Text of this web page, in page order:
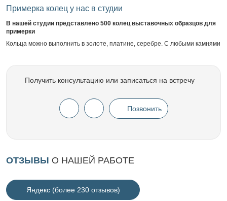
Примерка колец у нас в студии
В нашей студии представлено 500 колец выставочных образцов для
примерки
Кольца можно выполнить в золоте, платине, серебре. С любыми камнями
Получить консультацию или записаться на встречу
Позвонить
ОТЗЫВЫ О НАШЕЙ РАБОТЕ
Яндекс (более 230 отзывов)